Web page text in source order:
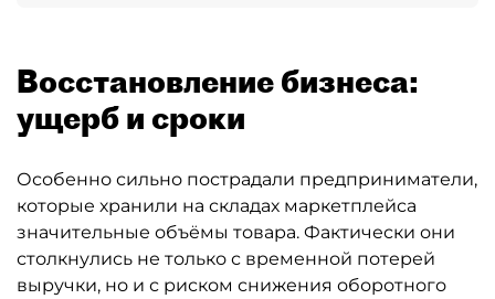
Восстановление бизнеса:
ущерб и сроки
Особенно сильно пострадали предприниматели,
которые хранили на складах маркетплейса
значительные объёмы товара. Фактически они
столкнулись не только с временной потерей
выручки, но и с риском снижения оборотного